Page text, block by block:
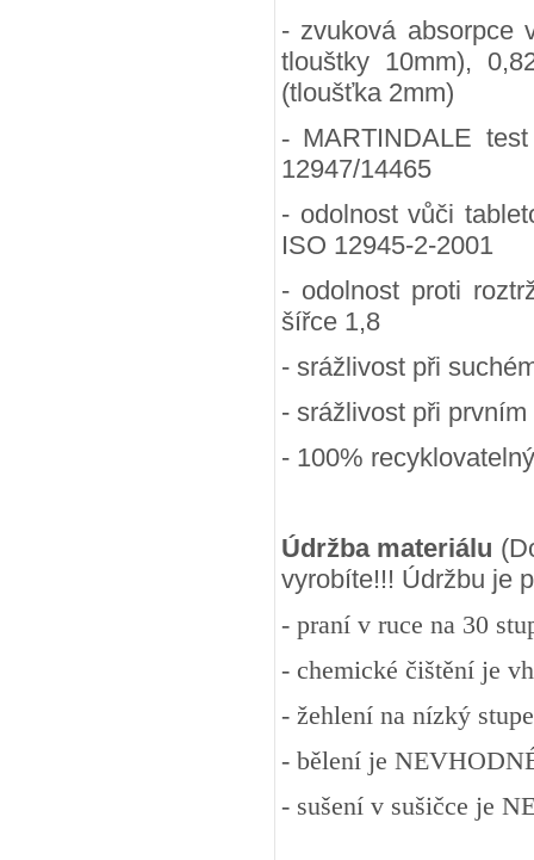
- zvuková absorpce
tlouštky 10mm),
(tloušťka 2mm)
- MARTINDALE
12947/14465
- odolnost vůči
ISO 12945-2-2001
- odolnost proti
šířce 1,8
- srážlivost při
- srážlivost při
- 100% recyklovatelný
Údržba materiálu
vyrobíte!!! Údržbu je
- praní v ruce na 30
- chemické čištění je
- žehlení na nízký
- bělení je
- sušení v sušičce je